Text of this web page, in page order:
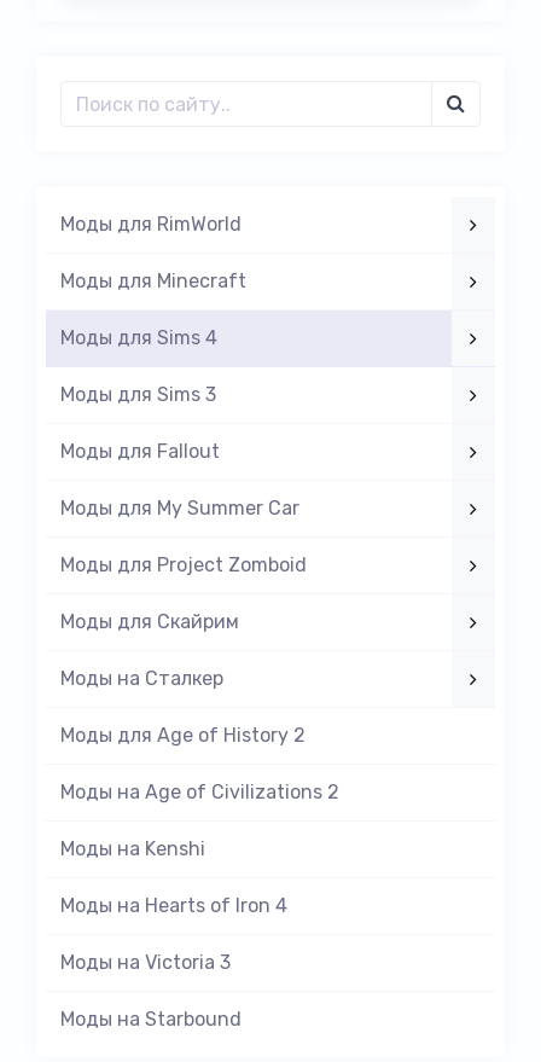
Моды для RimWorld
Моды для Minecraft
Моды для Sims 4
Моды для Sims 3
Моды для Fallout
Моды для My Summer Car
Моды для Project Zomboid
Моды для Скайрим
Моды на Cталкер
Моды для Age of History 2
Моды на Age of Civilizations 2
Моды на Kenshi
Моды на Hearts of Iron 4
Моды на Victoria 3
Моды на Starbound